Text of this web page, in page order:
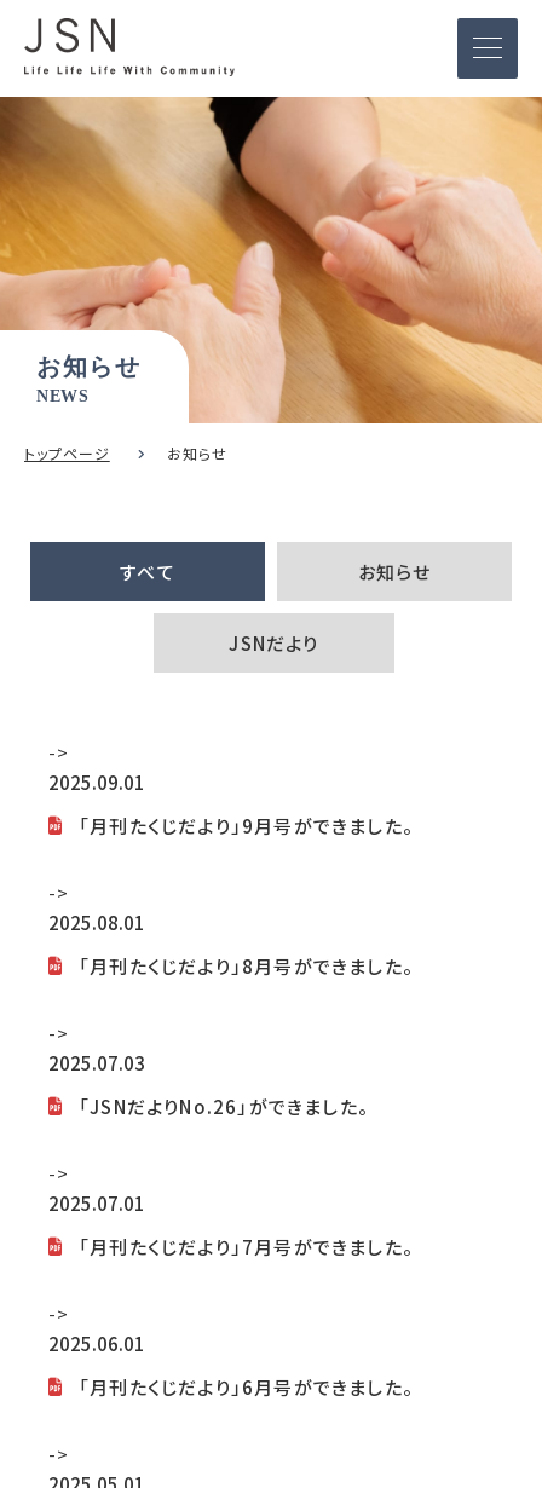
お知らせ
NEWS
トップページ お知らせ
すべて お知らせ
JSNだより
->
2025.09.01
「月刊たくじだより」9月号ができました。
->
2025.08.01
「月刊たくじだより」8月号ができました。
->
2025.07.03
「JSNだよりNo.26」ができました。
->
2025.07.01
「月刊たくじだより」7月号ができました。
->
2025.06.01
「月刊たくじだより」6月号ができました。
->